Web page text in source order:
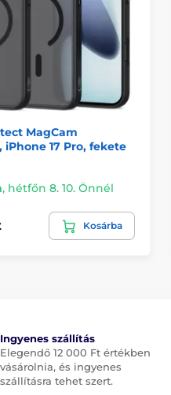
MagCam
iPhone 17 Pro, fekete
, hétfőn 8. 10. Önnél
Kosárba
Ingyenes szállítás
Elegendő 12 000 Ft értékben
vásárolnia, és ingyenes
szállításra tehet szert.